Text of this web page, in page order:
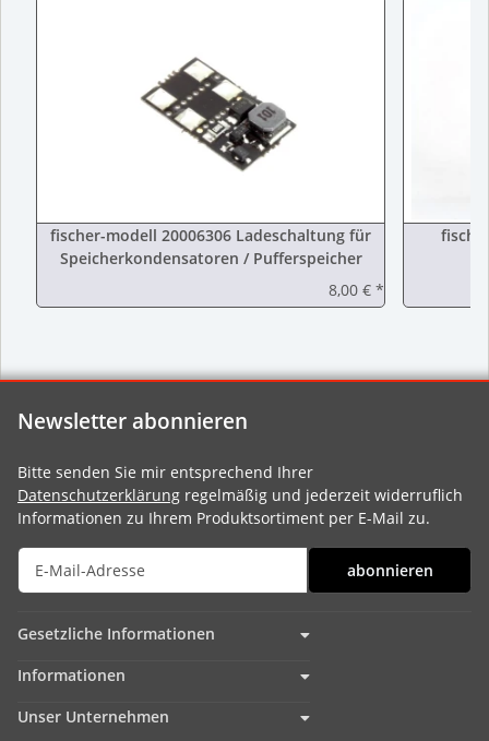
fischer-modell 20006306 Ladeschaltung für
Speicherkondensatoren / Pufferspeicher
8,00 € *
Newsletter abonnieren
Bitte senden Sie mir entsprechend Ihrer
Datenschutzerklärung regelmäßig und jederzeit widerruflich
Informationen zu Ihrem Produktsortiment per E-Mail zu.
abonnieren
Gesetzliche Informationen
Informationen
Unser Unternehmen